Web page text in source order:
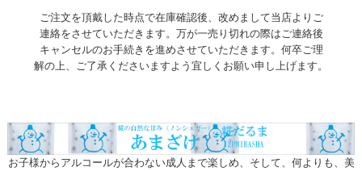
ご注文を頂戴した時点で在庫確認後、改めまして当店よりご
連絡をさせていただきます。万が一売り切れの際はご連絡後
キャンセルのお手続きを進めさせていただきます。何卒ご理
解の上、ご了承くださいますよう宜しくお願い申し上げます。
お子様からアルコールが合わない成人まで楽しめ、そして、何よりも、美